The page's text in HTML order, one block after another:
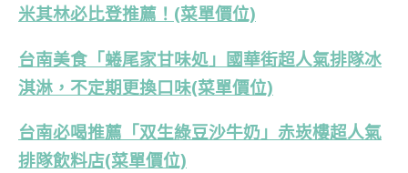
米其林必比登推薦！(菜單價位)
台南美食「蜷尾家甘味処」國華街超人氣排隊冰
淇淋，不定期更換口味(菜單價位)
台南必喝推薦「双生綠豆沙牛奶」赤崁樓超人氣
排隊飲料店(菜單價位)